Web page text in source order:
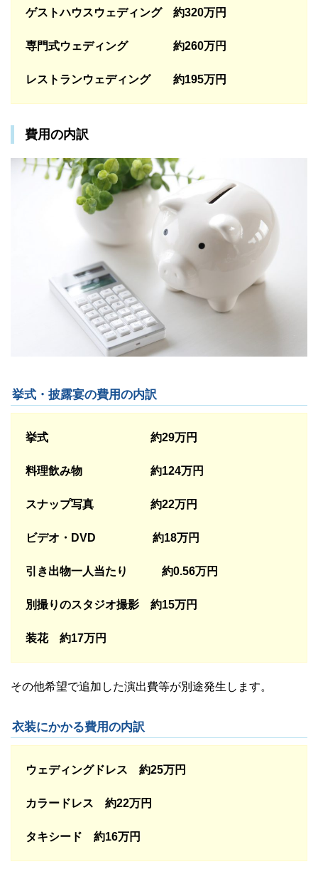
ゲストハウスウェディング 約320万円
専門式ウェディング 約260万円
レストランウェディング 約195万円
費用の内訳
挙式・披露宴の費用の内訳
挙式 約29万円
料理飲み物 約124万円
スナップ写真 約22万円
ビデオ・DVD 約18万円
引き出物一人当たり 約0.56万円
別撮りのスタジオ撮影 約15万円
装花 約17万円
その他希望で追加した演出費等が別途発生します。
衣装にかかる費用の内訳
ウェディングドレス 約25万円
カラードレス 約22万円
タキシード 約16万円